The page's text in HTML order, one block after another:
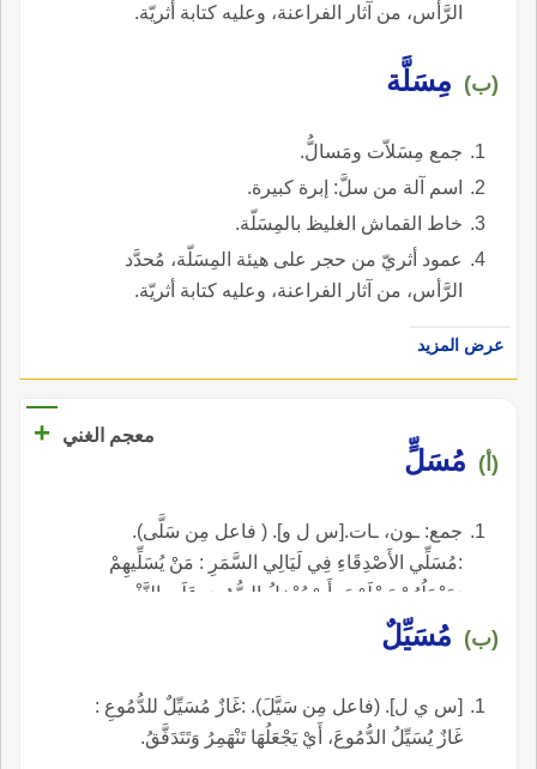
الرَّأس، من آثار الفراعنة، وعليه كتابة أثريّة.
(ب) مِسَلَّة
جمع مِسَلاّت ومَسالُّ.
اسم آلة من سلَّ: إبرة كبيرة.
خاط القماش الغليظ بالمِسَلّة.
عمود أثريّ من حجر على هيئة المِسَلّة، مُحدَّد
الرَّأس، من آثار الفراعنة، وعليه كتابة أثريّة.
عرض المزيد
معجم الغني +
(أ) مُسَلٍّ
جمع: ـون، ـات.[س ل و]. ( فاعل مِن سَلَّى).
:مُسَلِّي الأَصْدِقَاءِ فِي لَيَالِي السَّمَرِ : مَنْ يُسَلِّيهِمْ
وَيَجْعَلُهُمْ يَسْلَوْنَ، أَيْ يُدْخِلُ السُّرُورَ عَلَى النَّفْسِ.
(ب) مُسَيِّلٌ
[س ي ل]. (فاعل مِن سَيَّلَ). :غَازٌ مُسَيِّلٌ للدُّمُوعِ :
غَازٌ يُسَيِّلُ الدُّمُوعَ، أَيْ يَجْعَلُهَا تَنْهَمِرُ وَتَتَدَفَّقُ.